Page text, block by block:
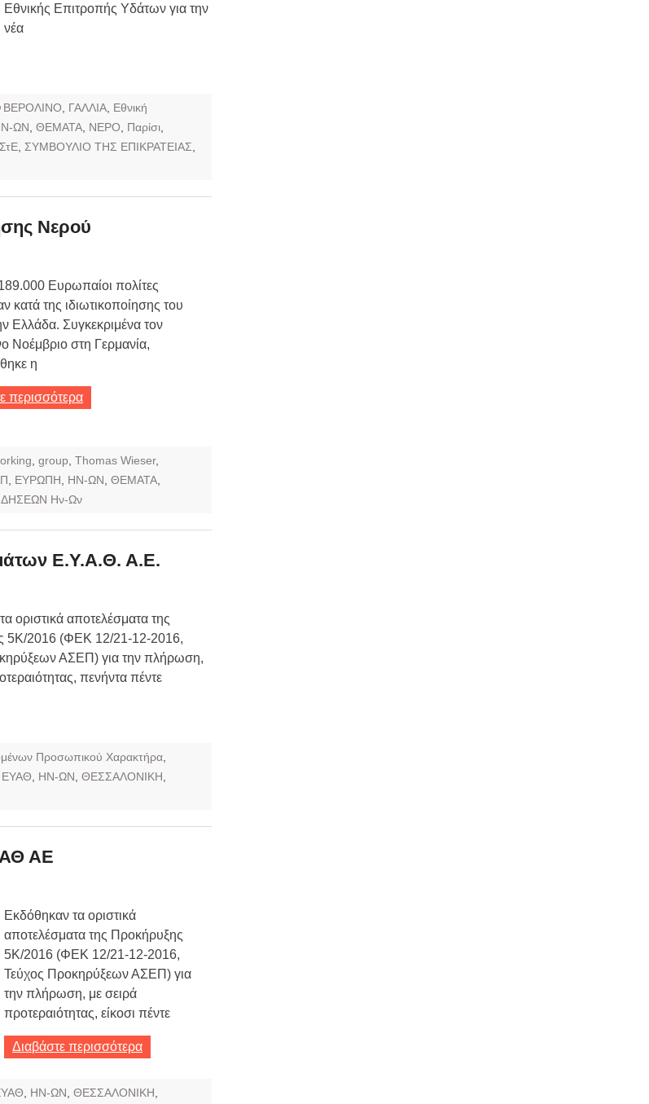
Εθνικής Επιτροπής Υδάτων για την
νέα
ΒΕΡΟΛΙΝΟ ΓΑΛΛΙΑ Εθνική
ΩΝ ΘΕΜΑΤΑ ΝΕΡΟ Παρίσι
ΣτΕ ΣΥΜΒΟΥΛΙΟ ΤΗΣ ΕΠΙΚΡΑΤΕΙΑΣ
Νερού
Ευρωπαίοι πολίτες
κατά της ιδιωτικοποίησης του
Ελλάδα. Συγκεκριμένα τον
Νοέμβριο στη Γερμανία,
η
περισσότερα
group Thomas Wieser,
ΕΥΡΩΠΗ ΗΝ-ΩΝ ΘΕΜΑΤΑ
Ην-Ων
Ε.Υ.Α.Θ. Α.Ε.
οριστικά αποτελέσματα της
5Κ/2016 (ΦΕΚ 12/21-12-2016,
ΑΣΕΠ) για την πλήρωση,
πενήντα πέντε
Προσωπικού Χαρακτήρα
ΕΥΑΘ ΗΝ-ΩΝ ΘΕΣΣΑΛΟΝΙΚΗ
ΑΕ
Εκδόθηκαν τα οριστικά
αποτελέσματα της Προκήρυξης
5Κ/2016 (ΦΕΚ 12/21-12-2016,
Τεύχος Προκηρύξεων ΑΣΕΠ) για
την πλήρωση, με σειρά
προτεραιότητας, είκοσι πέντε
Διαβάστε περισσότερα
ΗΝ-ΩΝ ΘΕΣΣΑΛΟΝΙΚΗ